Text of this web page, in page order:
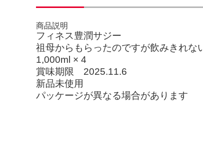
商品説明
フィネス豊潤サジー
祖母からもらったのですが飲みきれな
1,000ml × 4
賞味期限 2025.11.6
新品未使用
パッケージが異なる場合があります